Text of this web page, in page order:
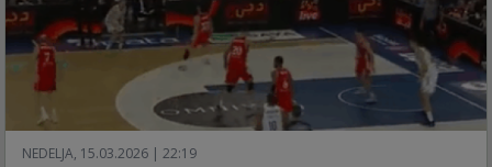
NEDELJA, 15.03.2026 | 22:19